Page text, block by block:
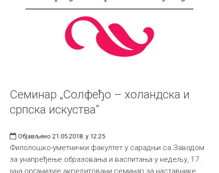
Семинар „Солфеђо – холандска и
српска искуства”
Објављено 21.05.2018. у 12:25
Филолошко-уметнички факултет у сарадњи са Заводом
за унапређење образовања и васпитања у недељу, 17.
јуна организује акредитовани семинар за наставнике